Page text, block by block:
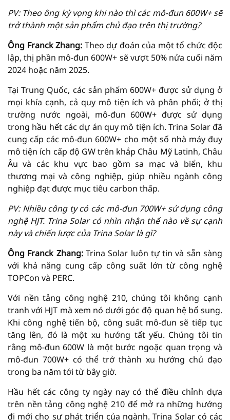
PV: Theo ông kỳ vọng khi nào thì các mô-đun 600W+ sẽ
trở thành một sản phẩm chủ đạo trên thị trường?
Ông Franck Zhang: Theo dự đoán của một tổ chức độc
lập, thị phần mô-đun 600W+ sẽ vượt 50% nửa cuối năm
2024 hoặc năm 2025.
Tại Trung Quốc, các sản phẩm 600W+ được sử dụng ở
mọi khía cạnh, cả quy mô tiện ích và phân phối; ở thị
trường nước ngoài, mô-đun 600W+ được sử dụng
trong hầu hết các dự án quy mô tiện ích. Trina Solar đã
cung cấp các mô-đun 600W+ cho một số nhà máy đuy
mô tiện ích cấp độ GW trên khắp Châu Mỹ Latinh, Châu
Âu và các khu vực bao gồm sa mạc và biển, khu
thương mại và công nghiệp, giúp nhiều ngành công
nghiệp đạt được mục tiêu carbon thấp.
PV: Nhiều công ty có các mô-đun 700W+ sử dụng công
nghệ HJT. Trina Solar có nhìn nhận thế nào về sự cạnh
này và chiến lược của Trina Solar là gì?
Ông Franck Zhang:Trina Solar luôn tự tin và sẵn sàng
với khả năng cung cấp công suất lớn từ công nghệ
TOPCon và PERC.
Với nền tảng công nghệ 210, chúng tôi không cạnh
tranh với HJT mà xem nó dưới góc độ quan hệ bổ sung.
Khi công nghệ tiến bộ, công suất mô-đun sẽ tiếp tục
tăng lên, đó là một xu hướng tất yếu. Chúng tôi tin
rằng mô-đun 600W là một bước ngoặc quan trọng và
mô-đun 700W+ có thể trở thành xu hướng chủ đạo
trong ba năm tới từ bây giờ.
Hầu hết các công ty ngày nay có thể điều chỉnh dựa
trên nền tảng công nghệ 210 để mở ra những hướng
đi mới cho sự phát triển của ngành. Trina Solar có các